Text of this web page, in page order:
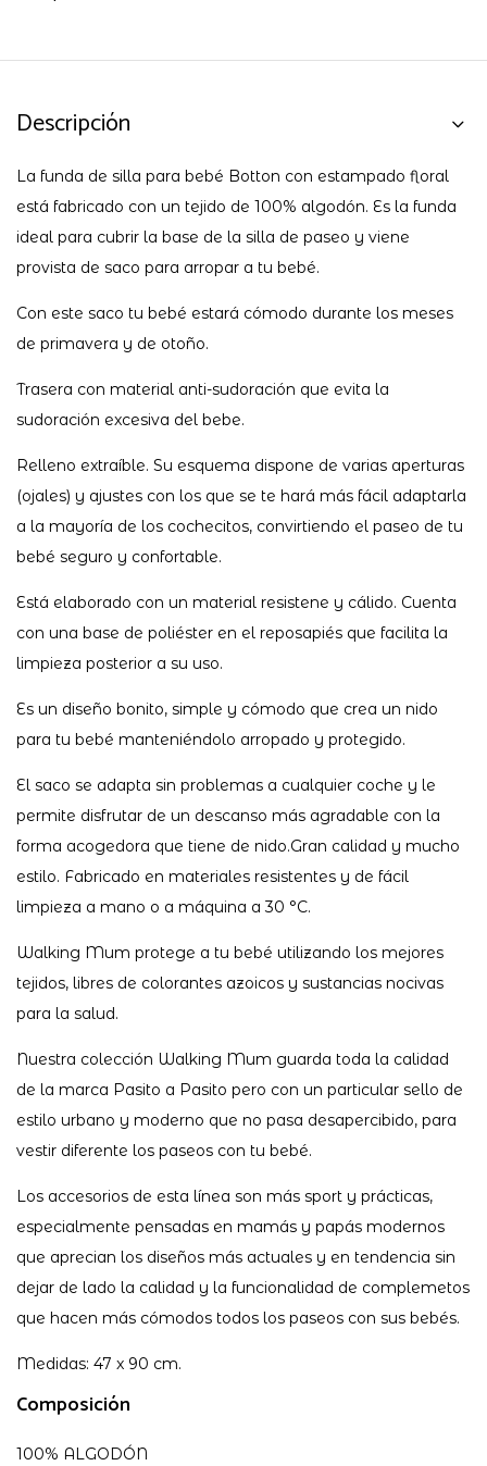
Descripción
La funda de silla para bebé Botton con estampado floral
está fabricado con un tejido de 100% algodón. Es la funda
ideal para cubrir la base de la silla de paseo y viene
provista de saco para arropar a tu bebé.
Con este saco tu bebé estará cómodo durante los meses
de primavera y de otoño.
Trasera con material anti-sudoración que evita la
sudoración excesiva del bebe.
Relleno extraíble. Su esquema dispone de varias aperturas
(ojales) y ajustes con los que se te hará más fácil adaptarla
a la mayoría de los cochecitos, convirtiendo el paseo de tu
bebé seguro y confortable.
Está elaborado con un material resistene y cálido. Cuenta
con una base de poliéster en el reposapiés que facilita la
limpieza posterior a su uso.
Es un diseño bonito, simple y cómodo que crea un nido
para tu bebé manteniéndolo arropado y protegido.
El saco se adapta sin problemas a cualquier coche y le
permite disfrutar de un descanso más agradable con la
forma acogedora que tiene de nido.Gran calidad y mucho
estilo. Fabricado en materiales resistentes y de fácil
limpieza a mano o a máquina a 30 °C.
Walking Mum protege a tu bebé utilizando los mejores
tejidos, libres de colorantes azoicos y sustancias nocivas
para la salud.
Nuestra colección Walking Mum guarda toda la calidad
de la marca Pasito a Pasito pero con un particular sello de
estilo urbano y moderno que no pasa desapercibido, para
vestir diferente los paseos con tu bebé.
Los accesorios de esta línea son más sport y prácticas,
especialmente pensadas en mamás y papás modernos
que aprecian los diseños más actuales y en tendencia sin
dejar de lado la calidad y la funcionalidad de complemetos
que hacen más cómodos todos los paseos con sus bebés.
Medidas: 47 x 90 cm.
Composición
100% ALGODÓN